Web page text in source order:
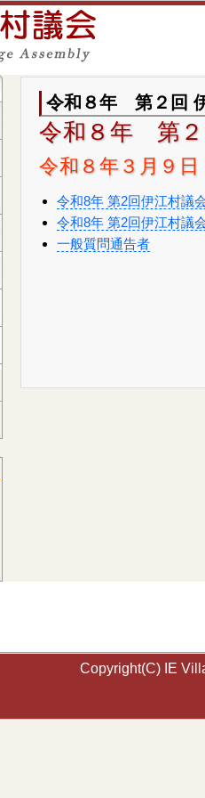
令和８年 第２回
令和８年 第２
令和８年３月９
令和8年 第2回伊江村議
令和8年 第2回伊江村議
一般質問通告者
Copyright(C) IE